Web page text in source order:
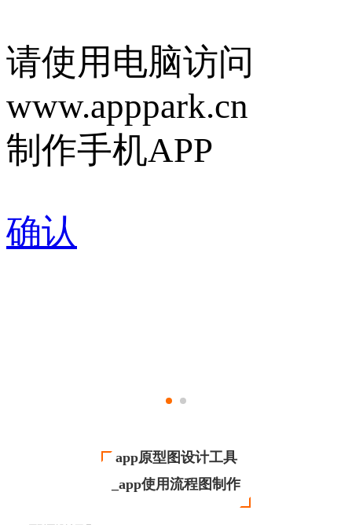
请使用电脑访问
www.apppark.cn
制作手机APP
确认
app原型图设计工具
_app使用流程图制作